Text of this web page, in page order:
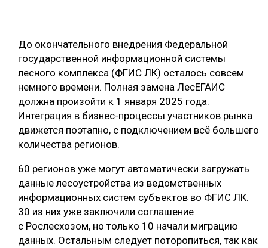
МЕБЕЛЬНОЕ ПРОИЗВОДСТВО
До окончательного внедрения Федеральной
государственной информационной системы
лесного комплекса (ФГИС ЛК) осталось совсем
немного времени. Полная замена ЛесЕГАИС
должна произойти к 1 января 2025 года.
Интеграция в бизнес-процессы участников рынка
движется поэтапно, с подключением всё большего
количества регионов.
60 регионов уже могут автоматически загружать
данные лесоустройства из ведомственных
информационных систем субъектов во ФГИС ЛК.
30 из них уже заключили соглашение
с Рослесхозом, но только 10 начали миграцию
данных. Остальным следует поторопиться, так как